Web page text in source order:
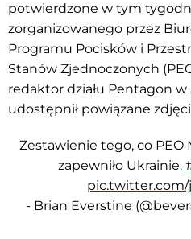
potwierdzone w tym
zorganizowanego przez
Programu Pocisków i
Stanów Zjednoczonych
redaktor działu Pentagon
udostępnił powiązane
Zestawienie tego, co PEO
zapewniło Ukrainie.
pic.twitter.com/
- Brian Everstine